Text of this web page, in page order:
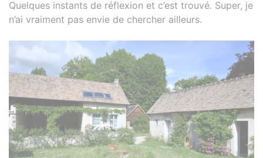
Quelques instants de réflexion et c’est trouvé. Super, je
n’ai vraiment pas envie de chercher ailleurs.